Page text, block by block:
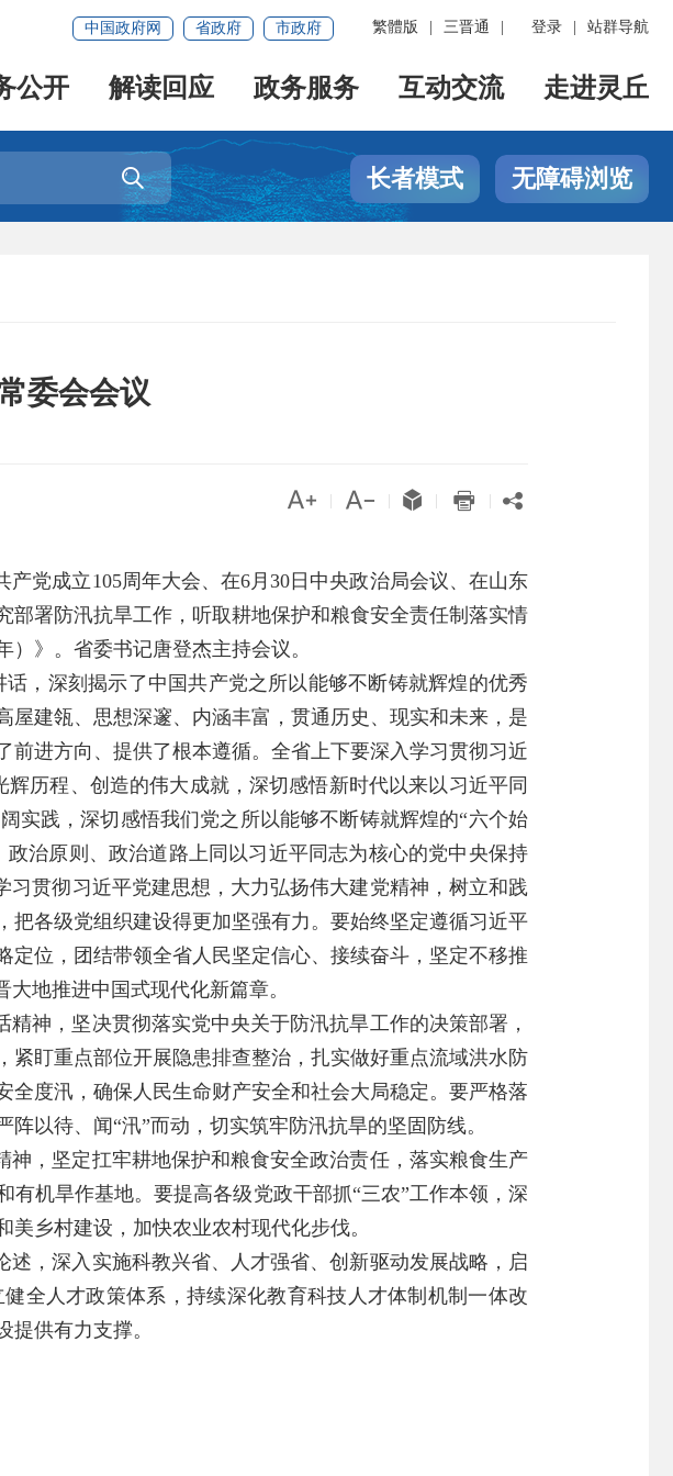
登录 站群导航
繁體版 三晋通
中国政府网 省政府 市政府
公开 解读回应 政务服务 互动交流 走进灵丘
 长者模式 无障碍浏览
委会会议
    
党成立105周年大会、在6月30日中央政治局会议、在山东
署防汛抗旱工作，听取耕地保护和粮食安全责任制落实情
》。省委书记唐登杰主持会议。
，深刻揭示了中国共产党之所以能够不断铸就辉煌的优秀
建瓴、思想深邃、内涵丰富，贯通历史、现实和未来，是
进方向、提供了根本遵循。全省上下要深入学习贯彻习近
历程、创造的伟大成就，深切感悟新时代以来以习近平同
实践，深切感悟我们党之所以能够不断铸就辉煌的“六个始
治原则、政治道路上同以习近平同志为核心的党中央保持
习贯彻习近平党建思想，大力弘扬伟大建党精神，树立和践
各级党组织建设得更加坚强有力。要始终坚定遵循习近平
位，团结带领全省人民坚定信心、接续奋斗，坚定不移推
地推进中国式现代化新篇章。
神，坚决贯彻落实党中央关于防汛抗旱工作的决策部署，
盯重点部位开展隐患排查整治，扎实做好重点流域洪水防
度汛，确保人民生命财产安全和社会大局稳定。要严格落
以待、闻“汛”而动，切实筑牢防汛抗旱的坚固防线。
，坚定扛牢耕地保护和粮食安全政治责任，落实粮食生产
机旱作基地。要提高各级党政干部抓“三农”工作本领，深
乡村建设，加快农业农村现代化步伐。
，深入实施科教兴省、人才强省、创新驱动发展战略，启
全人才政策体系，持续深化教育科技人才体制机制一体改
供有力支撑。